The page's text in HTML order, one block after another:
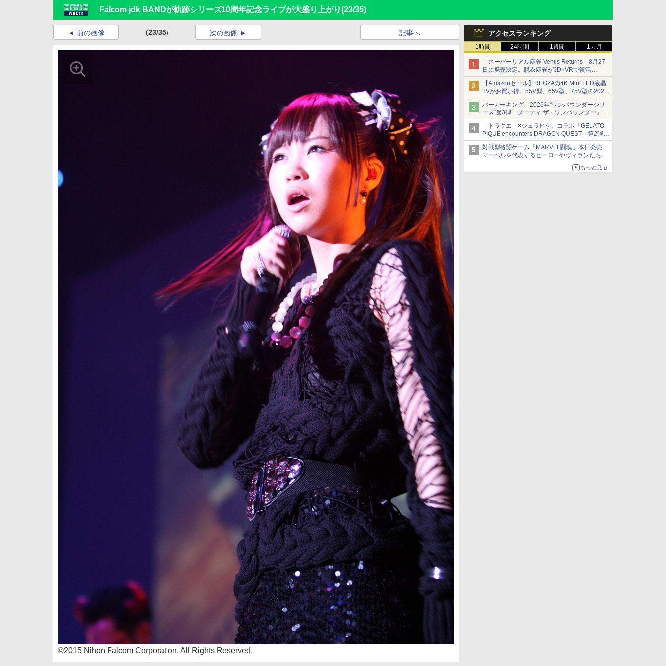
Falcom jdk BANDが軌跡シリーズ10周年記念ライブが大盛り上がり(23/35)
アクセスランキング
1時間 24時間 1週間 1カ月
「スーパーリアル麻雀 Venus Returns」8月27
日に発売決定。脱衣麻雀が3D×VRで復活
発売から2週間は20%オフになるセールが実施
【Amazonセール】REGZAの4K Mini LED液晶
TVがお買い得。55V型、65V型、75V型の2026
年モデルがラインナップ
バーガーキング、2026年“ワンパウンダーシリ
ーズ”第3弾「ダーティ ザ・ワンパウンダー」を
8月7日発売
「特製ガーリックマヨソース」を使用した超大
型チーズバーガー
「ドラクエ」×ジェラピケ、コラボ「GELATO
PIQUE encounters DRAGON QUEST」第2弾が
本日発売
アイスカップに入ったスライムやわたぼう、ベ
ビーサタンなどがオリジナルアートで登場
対戦型格闘ゲーム「MARVEL闘魂」本日発売。
マーベルを代表するヒーローやヴィランたちが
「GUILTY GEAR」などの格ゲーを手掛けるア
もっと見る
前の画像 (23/35) 記事へ
次の画像
©2015 Nihon Falcom Corporation. All Rights Reserved.